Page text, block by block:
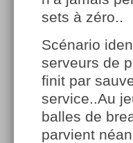
sets à zéro..
Scénario
serveurs de
finit par
service..Au
balles de
parvient